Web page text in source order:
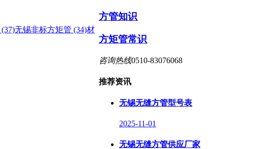
方管知识
方矩管常识
咨询热线0510-83076068
推荐资讯
无锡无缝方管型号表
2025-11-01
无锡无缝方管供应厂家
无锡非标方矩管 (34)材